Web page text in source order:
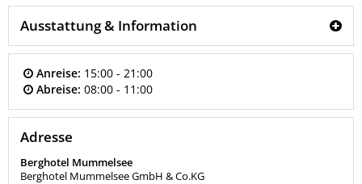
Ausstattung & Information
Anreise: 15:00 - 21:00
Abreise: 08:00 - 11:00
Adresse
Berghotel Mummelsee
Berghotel Mummelsee GmbH & Co.KG